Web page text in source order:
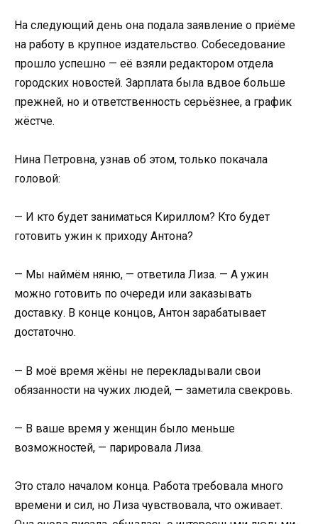
На следующий день она подала заявление о приёме
на работу в крупное издательство. Собеседование
прошло успешно — её взяли редактором отдела
городских новостей. Зарплата была вдвое больше
прежней, но и ответственность серьёзнее, а график
жёстче.
Нина Петровна, узнав об этом, только покачала
головой:
— И кто будет заниматься Кириллом? Кто будет
готовить ужин к приходу Антона?
— Мы наймём няню, — ответила Лиза. — А ужин
можно готовить по очереди или заказывать
доставку. В конце концов, Антон зарабатывает
достаточно.
— В моё время жёны не перекладывали свои
обязанности на чужих людей, — заметила свекровь.
— В ваше время у женщин было меньше
возможностей, — парировала Лиза.
Это стало началом конца. Работа требовала много
времени и сил, но Лиза чувствовала, что оживает.